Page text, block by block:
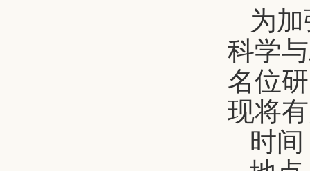
为
科学
名位
现将
时